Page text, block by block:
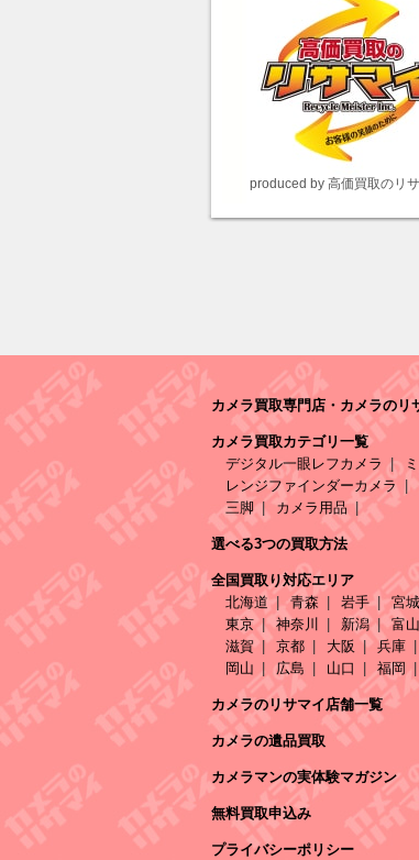
produced by 高価買取のリ
カメラ買取専門店・カメラのリ
カメラ買取カテゴリ一覧
デジタル一眼レフカメラ
レンジファインダーカメラ
三脚
カメラ用品
選べる3つの買取方法
全国買取り対応エリア
北海道
青森 岩手 宮城
東京
神奈川 新潟 富山
滋賀
京都 大阪 兵庫
岡山
広島 山口 福岡
カメラのリサマイ店舗一覧
カメラの遺品買取
カメラマンの実体験マガジン
無料買取申込み
プライバシーポリシー